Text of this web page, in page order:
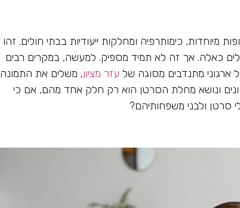
מיוחדות, כימותרפיה ומחלקות ייעודיות בבתי חולים. זהו
כאלה. אך זה לא תמיד מספיק. למעשה, במקרים רבים
ארגוני מתנדבים מסוגה של עזר מציון, משלים את התמונה
ונושא מחלת הסרטן הוא רק חלק אחד מהם, אם כי
סרטן ולבני משפחותיהם?